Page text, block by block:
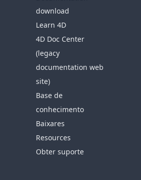
download
Learn 4D
4D Doc Center
(legacy
documentation web
site)
Base de
conhecimento
Baixares
Resources
Obter suporte